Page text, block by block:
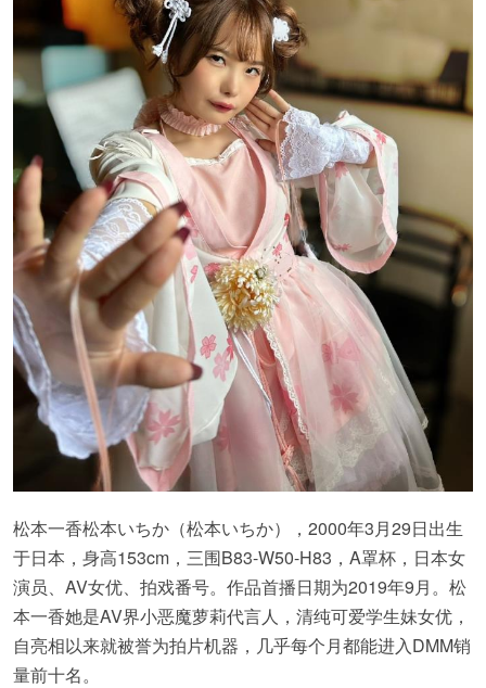
松本一香松本いちか（松本いちか），2000年3月29日出生
于日本，身高153cm，三围B83-W50-H83，A罩杯，日本女
演员、AV女优、拍戏番号。作品首播日期为2019年9月。松
本一香她是AV界小恶魔萝莉代言人，清纯可爱学生妹女优，
自亮相以来就被誉为拍片机器，几乎每个月都能进入DMM销
量前十名。